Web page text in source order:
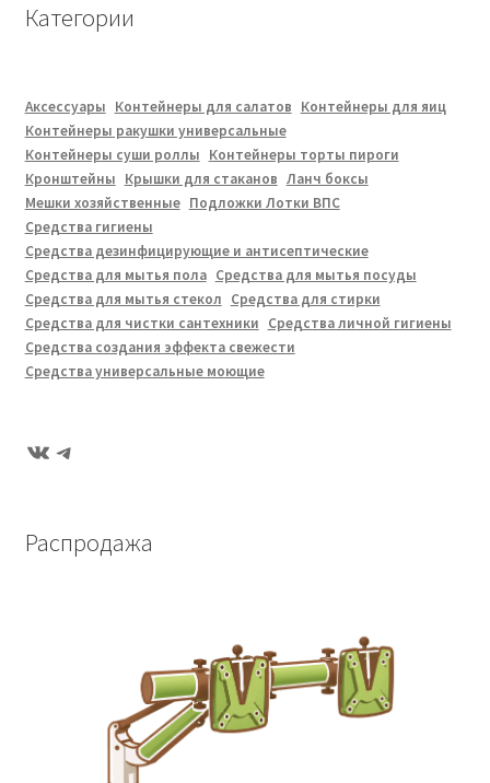
Категории
Аксессуары Контейнеры для салатов Контейнеры для яиц
Контейнеры ракушки универсальные
Контейнеры суши роллы Контейнеры торты пироги
Кронштейны Крышки для стаканов Ланч боксы
Мешки хозяйственные Подложки Лотки ВПС
Средства гигиены
Средства дезинфицирующие и антисептические
Средства для мытья пола Средства для мытья посуды
Средства для мытья стекол Средства для стирки
Средства для чистки сантехники Средства личной гигиены
Средства создания эффекта свежести
Средства универсальные моющие
ВКонтакте
Telegram
Распродажа